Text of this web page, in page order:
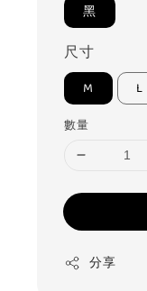
黑
尺寸
M L
數量
分享